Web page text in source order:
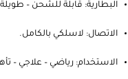
البطارية: قابلة للشحن –
الاتصال: لاسلكي بالكامل.
الاستخدام: رياضي – علاجي –